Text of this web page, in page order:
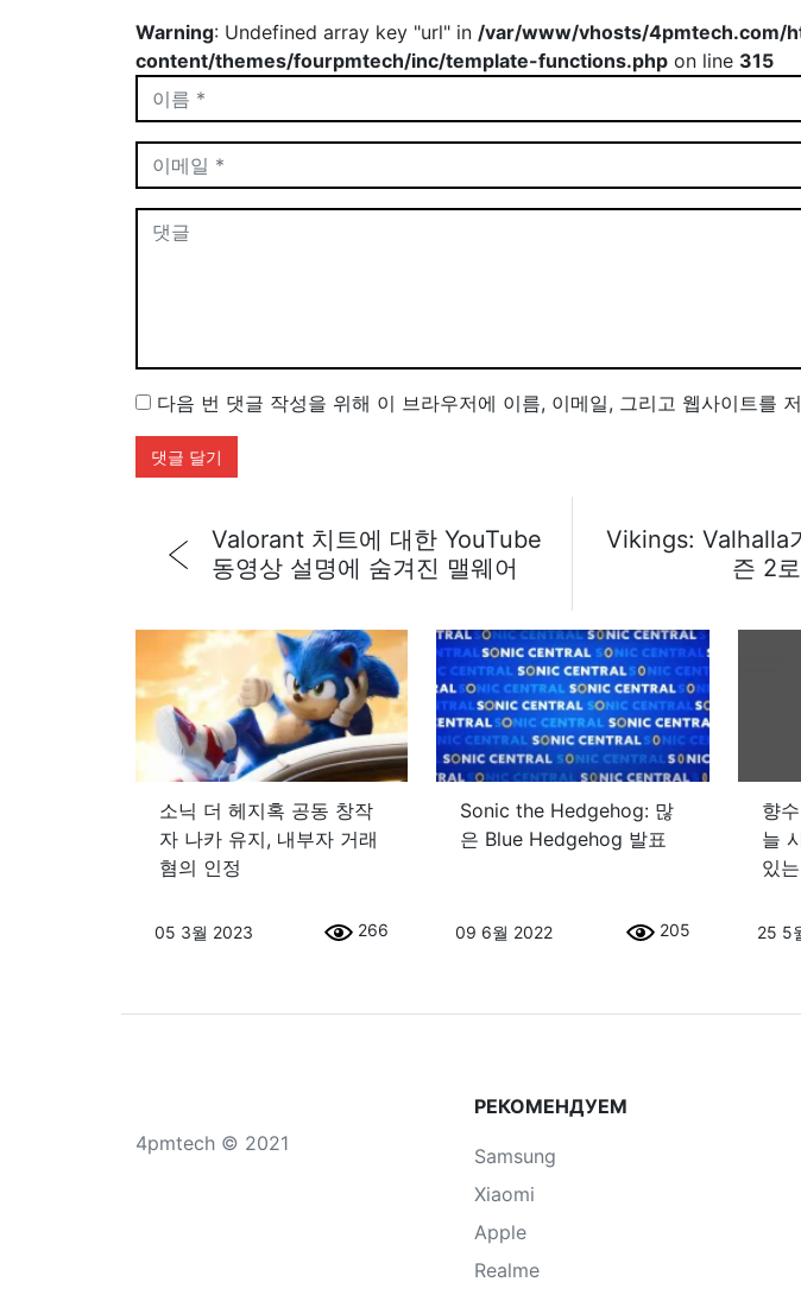
Warning: Undefined array key "url" in /var/www/vhosts/4pmtech.com/
content/themes/fourpmtech/inc/template-functions.php on line 315
다음 번 댓글 작성을 위해 이 브라우저에 이름, 이메일, 그리고 웹사이트를
Valorant 치트에 대한 YouTube
동영상 설명에 숨겨진 맬웨어
Vikings: Valhalla
즌 2
소닉 더 헤지혹 공동 창작
자 나카 유지, 내부자 거래
혐의 인정
05 3월 2023 266
Sonic the Hedgehog: 많
은 Blue Hedgehog 발표
09 6월 2022 205
향
늘
있
25 5
4pmtech © 2021
РЕКОМЕНДУЕМ
Samsung
Xiaomi
Apple
Realme